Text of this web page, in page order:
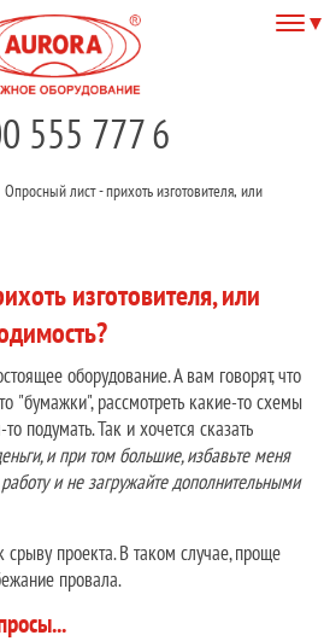
555 777 6
Опросный лист - прихоть изготовителя, или
изготовителя, или
оборудование. А вам говорят, что
"бумажки", рассмотреть какие-то схемы
подумать. Так и хочется сказать
и при том большие, избавьте меня
и не загружайте дополнительными
проекта. В таком случае, проще
провала.